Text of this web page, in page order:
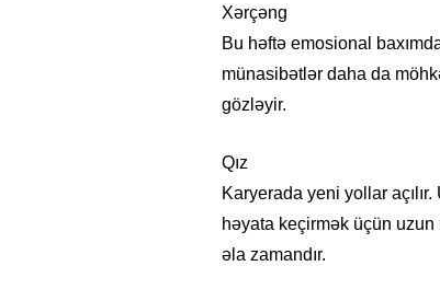
Xərçəng
Bu həftə emosional
münasibətlər daha da
gözləyir.
Qız
Karyerada yeni yollar
həyata keçirmək üçün uzun
əla zamandır.